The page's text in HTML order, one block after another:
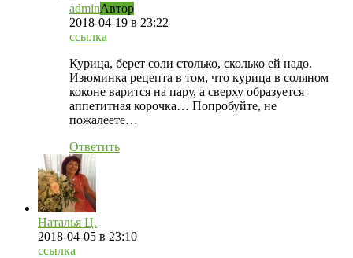
adminАвтор
2018-04-19 в 23:22
ссылка
Курица, берет соли столько, сколько ей надо.
Изюминка рецепта в том, что курица в соляном
коконе варится на пару, а сверху образуется
аппетитная корочка… Попробуйте, не
пожалеете…
Ответить
Наталья Ц.
2018-04-05 в 23:10
ссылка